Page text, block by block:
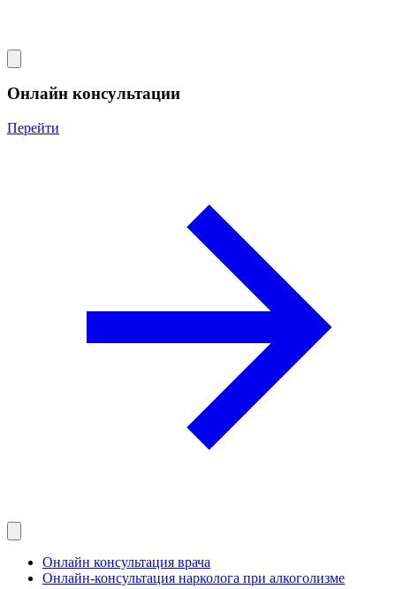
Онлайн консультации
Перейти
Онлайн консультация врача
Онлайн-консультация нарколога при алкоголизме